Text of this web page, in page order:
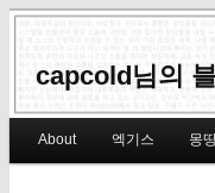
capcold님의
Skip to primary content
Skip to secondary
About 엑기스 몽